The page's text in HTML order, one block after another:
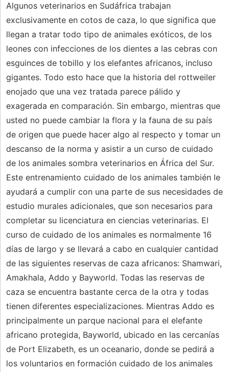
Algunos veterinarios en Sudáfrica trabajan
exclusivamente en cotos de caza, lo que significa que
llegan a tratar todo tipo de animales exóticos, de los
leones con infecciones de los dientes a las cebras con
esguinces de tobillo y los elefantes africanos, incluso
gigantes. Todo esto hace que la historia del rottweiler
enojado que una vez tratada parece pálido y
exagerada en comparación. Sin embargo, mientras que
usted no puede cambiar la flora y la fauna de su país
de origen que puede hacer algo al respecto y tomar un
descanso de la norma y asistir a un curso de cuidado
de los animales sombra veterinarios en África del Sur.
Este entrenamiento cuidado de los animales también le
ayudará a cumplir con una parte de sus necesidades de
estudio murales adicionales, que son necesarios para
completar su licenciatura en ciencias veterinarias. El
curso de cuidado de los animales es normalmente 16
días de largo y se llevará a cabo en cualquier cantidad
de las siguientes reservas de caza africanos: Shamwari,
Amakhala, Addo y Bayworld. Todas las reservas de
caza se encuentra bastante cerca de la otra y todas
tienen diferentes especializaciones. Mientras Addo es
principalmente un parque nacional para el elefante
africano protegida, Bayworld, ubicado en las cercanías
de Port Elizabeth, es un oceanario, donde se pedirá a
los voluntarios en formación cuidado de los animales